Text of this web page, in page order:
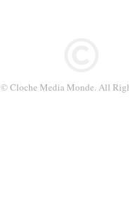
© Cloche Media Monde. All